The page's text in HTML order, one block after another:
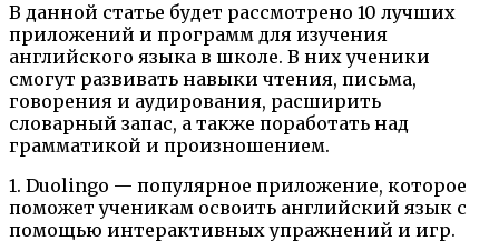
В данной статье будет рассмотрено 10 лучших
приложений и программ для изучения
английского языка в школе. В них ученики
смогут развивать навыки чтения, письма,
говорения и аудирования, расширить
словарный запас, а также поработать над
грамматикой и произношением.
1. Duolingo — популярное приложение, которое
поможет ученикам освоить английский язык с
помощью интерактивных упражнений и игр.